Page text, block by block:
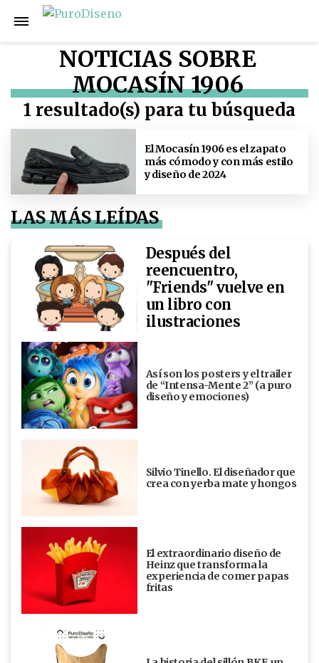
NOTICIAS SOBRE
MOCASÍN 1906
1 resultado(s) para tu búsqueda
El Mocasín 1906 es el zapato
más cómodo y con más estilo
y diseño de 2024
LAS MÁS LEÍDAS
Después del
reencuentro,
"Friends" vuelve en
un libro con
ilustraciones
Así son los posters y el trailer
de “Intensa-Mente 2” (a puro
diseño y emociones)
Silvio Tinello. El diseñador que
crea con yerba mate y hongos
El extraordinario diseño de
Heinz que transforma la
experiencia de comer papas
fritas